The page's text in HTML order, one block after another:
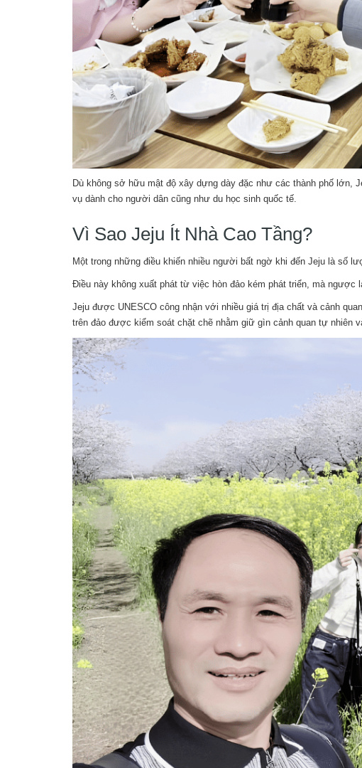
Dù không sở hữu mật độ xây dựng dày đặc như các thành phố lớn,
vụ dành cho người dân cũng như du học sinh quốc tế.
Vì Sao Jeju Ít Nhà Cao Tầng?
Một trong những điều khiến nhiều người bất ngờ khi đến Jeju là số
Điều này không xuất phát từ việc hòn đảo kém phát triển, mà ngược
Jeju được UNESCO công nhận với nhiều giá trị địa chất và cảnh
trên đảo được kiểm soát chặt chẽ nhằm giữ gìn cảnh quan tự nhiên